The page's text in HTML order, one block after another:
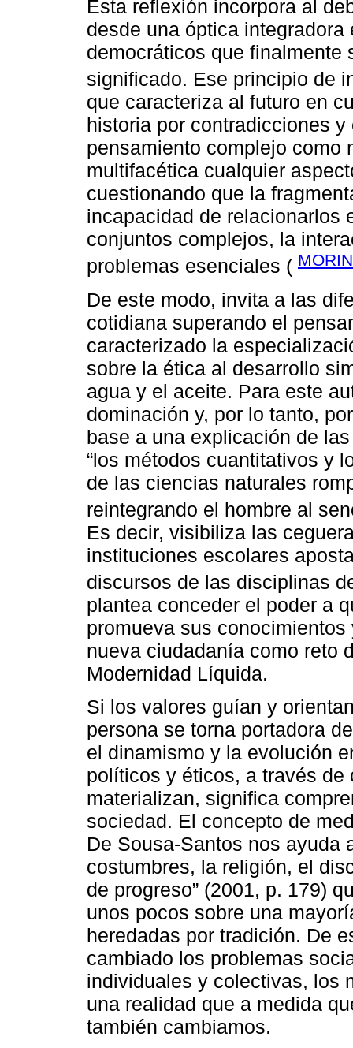
Esta reflexión incorpora al
desde una óptica
democráticos que
significado. Ese principio de
que caracteriza al futuro en
historia por contradicciones
pensamiento complejo como
multifacética cualquier
cuestionando que la
incapacidad de relacionarlos
conjuntos complejos, la
problemas esenciales (
De este modo, invita a las
cotidiana superando el
caracterizado la
sobre la ética al desarrollo
agua y el aceite. Para este
dominación y, por lo tanto,
base a una explicación de
“los métodos cuantitativos y
de las ciencias naturales
reintegrando el hombre al
Es decir, visibiliza las
instituciones escolares
discursos de las disciplinas
plantea conceder el poder a
promueva sus
nueva ciudadanía como reto
Modernidad Líquida.
Si los valores guían y
persona se torna portadora
el dinamismo y la evolución
políticos y éticos, a través
materializan, significa
sociedad. El concepto de
De Sousa-Santos nos ayuda
costumbres, la religión, el
de progreso” (2001, p. 179)
unos pocos sobre una
heredadas por tradición. De
cambiado los problemas
individuales y colectivas, los
una realidad que a medida
también cambiamos.